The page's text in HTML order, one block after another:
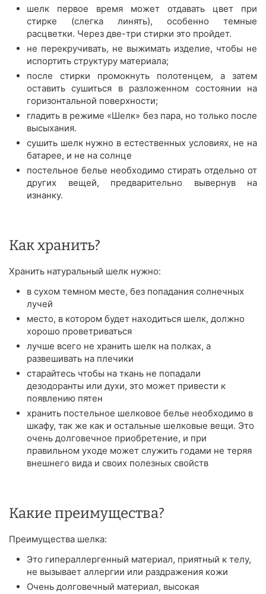
шелк первое время может отдавать цвет при
стирке (слегка линять), особенно темные
расцветки. Через две-три стирки это пройдет.
не перекручивать, не выжимать изделие, чтобы не
испортить структуру материала;
после стирки промокнуть полотенцем, а затем
оставить сушиться в разложенном состоянии на
горизонтальной поверхности;
гладить в режиме «Шелк» без пара, но только после
высыхания.
сушить шелк нужно в естественных условиях, не на
батарее, и не на солнце
постельное белье необходимо стирать отдельно от
других вещей, предварительно вывернув на
изнанку.
Как хранить?
Хранить натуральный шелк нужно:
в сухом темном месте, без попадания солнечных
лучей
место, в котором будет находиться шелк, должно
хорошо проветриваться
лучше всего не хранить шелк на полках, а
развешивать на плечики
старайтесь чтобы на ткань не попадали
дезодоранты или духи, это может привести к
появлению пятен
хранить постельное шелковое белье необходимо в
шкафу, так же как и остальные шелковые вещи. Это
очень долговечное приобретение, и при
правильном уходе может служить годами не теряя
внешнего вида и своих полезных свойств
Какие преимущества?
Преимущества шелка:
Это гипераллергенный материал, приятный к телу,
не вызывает аллергии или раздражения кожи
Очень долговечный материал, высокая